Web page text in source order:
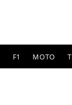
F1 MOTO